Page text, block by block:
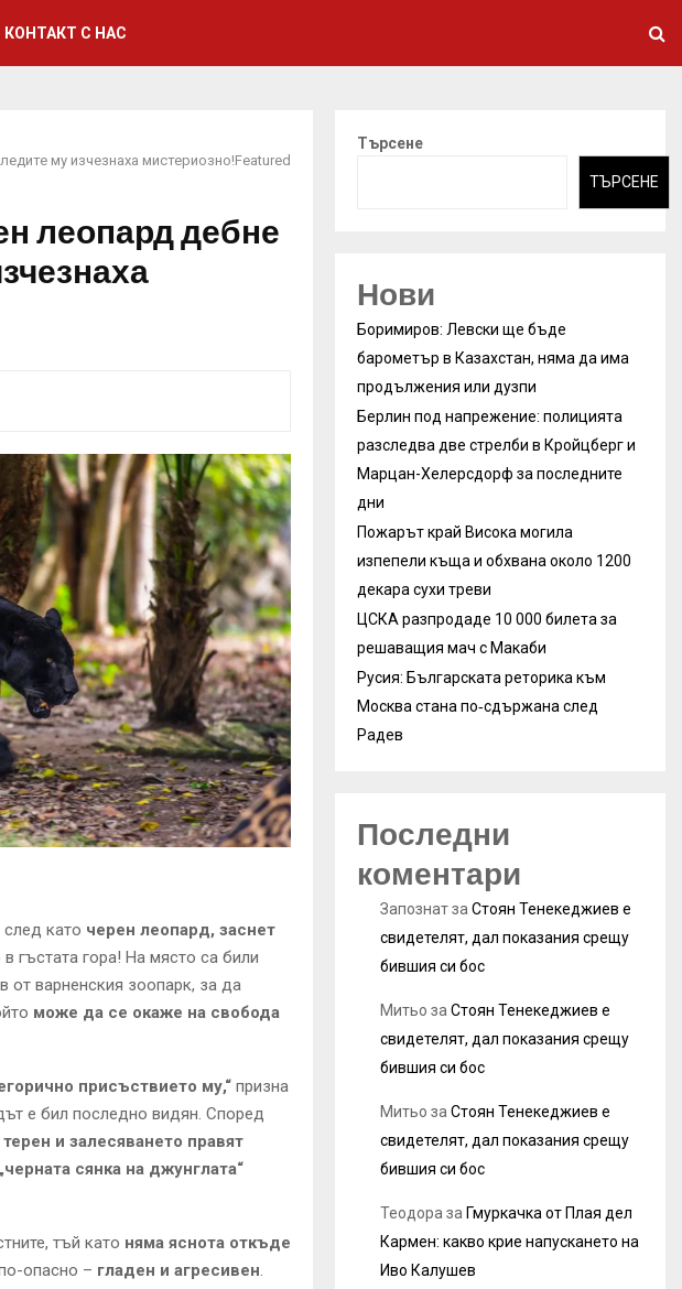
КОНТАКТ С НАС
му изчезнаха мистериозно!Featured
леопард дебне
като черен леопард, заснет
в гъстата гора! На място са били
от варненския зоопарк, за да
може да се окаже на свобода
присъствието му,“ призна
е бил последно видян. Според
и залесяването правят
„черната сянка на джунглата“
тъй като няма яснота откъде
опасно – гладен и агресивен.
Търсене
ТЪРСЕНЕ
Нови
Боримиров: Левски ще бъде
барометър в Казахстан, няма да има
продължения или дузпи
Берлин под напрежение: полицията
разследва две стрелби в Кройцберг и
Марцан-Хелерсдорф за последните
дни
Пожарът край Висока могила
изпепели къща и обхвана около 1200
декара сухи треви
ЦСКА разпродаде 10 000 билета за
решаващия мач с Макаби
Русия: Българската реторика към
Москва стана по‑сдържана след
Радев
Последни
коментари
Запознатза Стоян Тенекеджиев е
свидетелят, дал показания срещу
бившия си бос
Митьо за Стоян Тенекеджиев е
свидетелят, дал показания срещу
бившия си бос
Митьо за Стоян Тенекеджиев е
свидетелят, дал показания срещу
бившия си бос
Теодора за Гмуркачка от Плая дел
Кармен: какво крие напускането на
Иво Калушев